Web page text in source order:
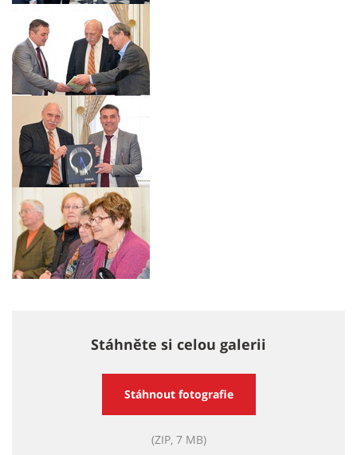
Stáhněte si celou galerii
Stáhnout fotografie
(ZIP, 7 MB)